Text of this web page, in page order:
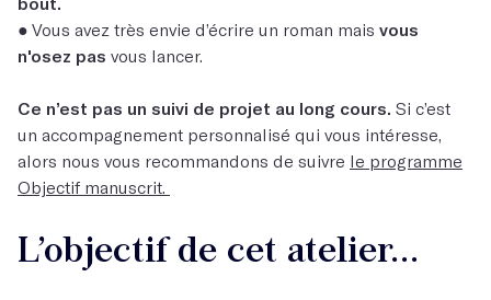
● Vous avez très envie d’écrire un roman mais vous
n'osez pas vous lancer.
Ce n’est pas un suivi de projet au long cours. Si c’est
un accompagnement personnalisé qui vous intéresse,
alors nous vous recommandons de suivre le programme
Objectif manuscrit.
L’objectif de cet atelier...